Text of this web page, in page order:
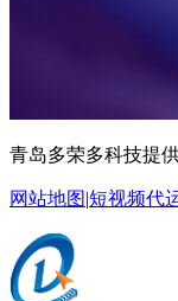
青岛多荣多科技提
网站地图|短视频代